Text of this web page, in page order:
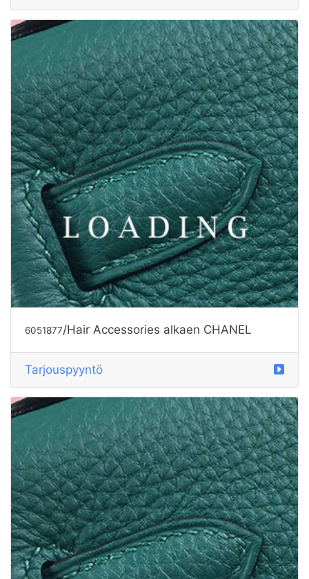
6051877/Hair Accessories alkaen CHANEL
Tarjouspyyntö